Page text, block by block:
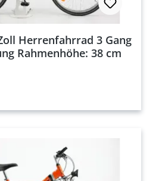
Herrenfahrrad 3 Gang
Rahmenhöhe: 38 cm